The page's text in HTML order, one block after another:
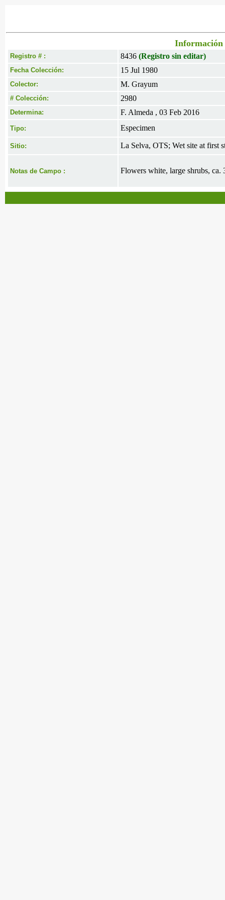
Información
Registro # : 8436 (Registro sin editar)
Fecha Colección: 15 Jul 1980
Colector: M. Grayum
# Colección: 2980
Determina: F. Almeda , 03 Feb 2016
Tipo: Especimen
Sitio: La Selva, OTS; Wet site at first
Notas de Campo : Flowers white, large shrubs,